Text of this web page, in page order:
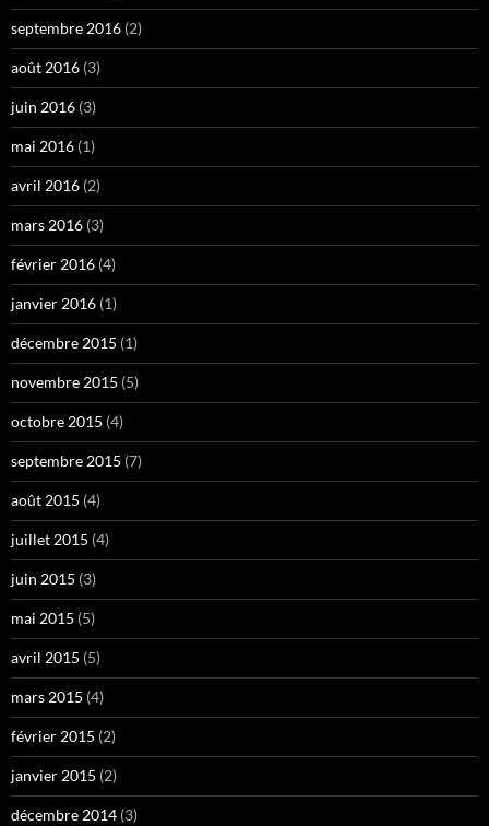
septembre 2016 (2)
août 2016 (3)
juin 2016 (3)
mai 2016 (1)
avril 2016 (2)
mars 2016 (3)
février 2016 (4)
janvier 2016 (1)
décembre 2015 (1)
novembre 2015 (5)
octobre 2015 (4)
septembre 2015 (7)
août 2015 (4)
juillet 2015 (4)
juin 2015 (3)
mai 2015 (5)
avril 2015 (5)
mars 2015 (4)
février 2015 (2)
janvier 2015 (2)
décembre 2014 (3)